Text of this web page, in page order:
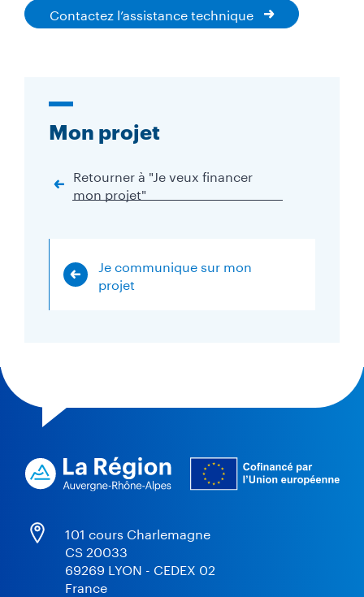
Contactez l’assistance technique
Mon projet
Retourner à "Je veux financer
mon projet"
Je communique sur mon
projet
101 cours Charlemagne
CS 20033
69269 LYON - CEDEX 02
France